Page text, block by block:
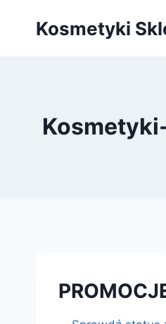
Kosmetyki
Kosmetyki-